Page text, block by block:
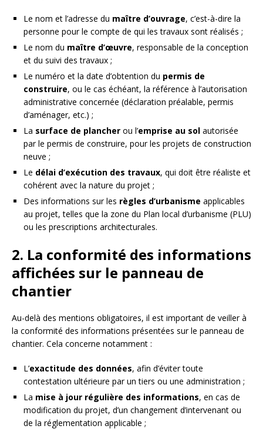
Le nom et l’adresse du maître d’ouvrage, c’est-à-dire la
personne pour le compte de qui les travaux sont réalisés ;
Le nom du maître d’œuvre, responsable de la conception
et du suivi des travaux ;
Le numéro et la date d’obtention du permis de
construire, ou le cas échéant, la référence à l’autorisation
administrative concernée (déclaration préalable, permis
d’aménager, etc.) ;
La surface de plancher ou l’emprise au sol autorisée
par le permis de construire, pour les projets de construction
neuve ;
Le délai d’exécution des travaux, qui doit être réaliste et
cohérent avec la nature du projet ;
Des informations sur les règles d’urbanisme applicables
au projet, telles que la zone du Plan local d’urbanisme (PLU)
ou les prescriptions architecturales.
2. La conformité des informations
affichées sur le panneau de
chantier
Au-delà des mentions obligatoires, il est important de veiller à
la conformité des informations présentées sur le panneau de
chantier. Cela concerne notamment :
L’exactitude des données, afin d’éviter toute
contestation ultérieure par un tiers ou une administration ;
La mise à jour régulière des informations, en cas de
modification du projet, d’un changement d’intervenant ou
de la réglementation applicable ;